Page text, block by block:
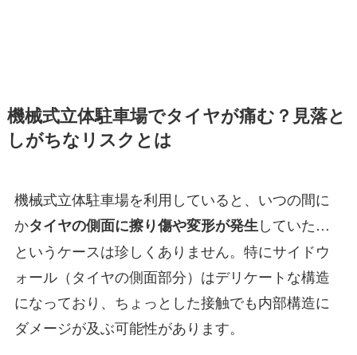
機械式立体駐車場でタイヤが痛む？見落と
しがちなリスクとは
機械式立体駐車場を利用していると、いつの間に
かタイヤの側面に擦り傷や変形が発生していた…
というケースは珍しくありません。特にサイドウ
ォール（タイヤの側面部分）はデリケートな構造
になっており、ちょっとした接触でも内部構造に
ダメージが及ぶ可能性があります。